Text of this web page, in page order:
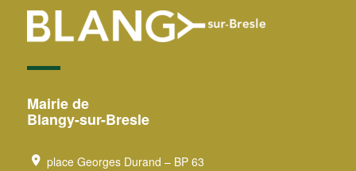
Mairie de
Blangy-sur-Bresle
place Georges Durand – BP 63